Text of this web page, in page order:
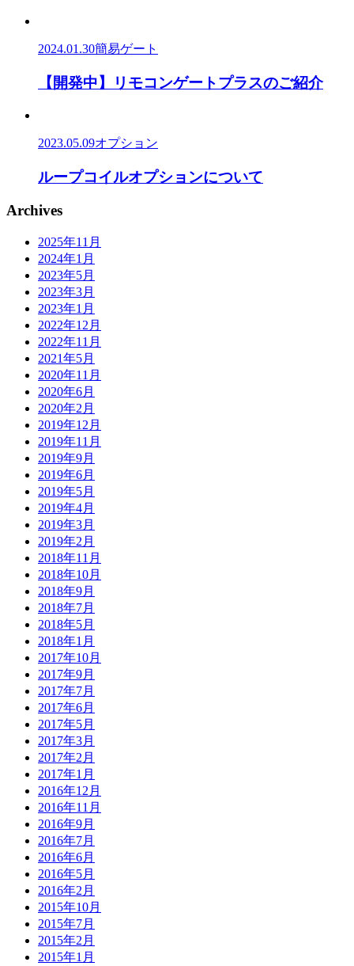
2024.01.30簡易ゲート
【開発中】リモコンゲートプラスのご紹介
2023.05.09オプション
ループコイルオプションについて
Archives
2025年11月
2024年1月
2023年5月
2023年3月
2023年1月
2022年12月
2022年11月
2021年5月
2020年11月
2020年6月
2020年2月
2019年12月
2019年11月
2019年9月
2019年6月
2019年5月
2019年4月
2019年3月
2019年2月
2018年11月
2018年10月
2018年9月
2018年7月
2018年5月
2018年1月
2017年10月
2017年9月
2017年7月
2017年6月
2017年5月
2017年3月
2017年2月
2017年1月
2016年12月
2016年11月
2016年9月
2016年7月
2016年6月
2016年5月
2016年2月
2015年10月
2015年7月
2015年2月
2015年1月